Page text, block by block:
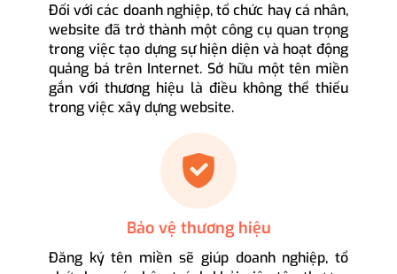
Đối với các doanh nghiệp, tổ chức hay cá nhân,
website đã trở thành một công cụ quan trọng
trong việc tạo dựng sự hiện diện và hoạt động
quảng bá trên Internet. Sở hữu một tên miền
gắn với thương hiệu là điều không thể thiếu
trong việc xây dựng website.
Bảo vệ thương hiệu
Đăng ký tên miền sẽ giúp doanh nghiệp, tổ